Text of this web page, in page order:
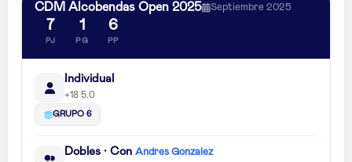
CDM Alcobendas Open 2025 Septiembre 2025
7
PJ
1
PG
6
PP
Individual
+18 5.0
GRUPO 6
Dobles · Con Andres Gonzalez